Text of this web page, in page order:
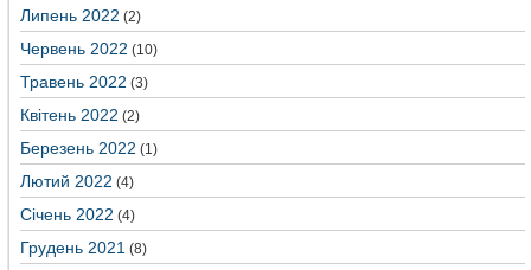
Липень 2022 (2)
Червень 2022 (10)
Травень 2022 (3)
Квітень 2022 (2)
Березень 2022 (1)
Лютий 2022 (4)
Січень 2022 (4)
Грудень 2021 (8)